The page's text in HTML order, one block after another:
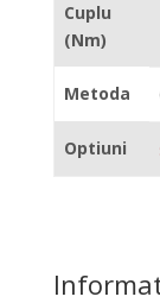
Cuplu
(Nm)
Metoda
Optiuni